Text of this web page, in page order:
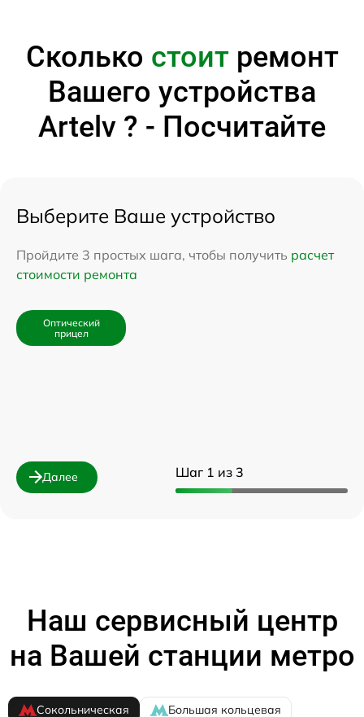
Сколько стоитремонт
Вашего устройства
Artelv ? - Посчитайте
Шаг 1 из 3
Выберите Ваше устройство
Пройдите 3 простых шага, чтобы получить расчет
стоимости ремонта
Оптический
прицел
Далее
Наш сервисный центр
на Вашей станции метро
Сокольническая
Большая кольцевая